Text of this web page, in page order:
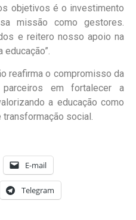
objetivos é o investimento
missão como gestores.
e reitero nosso apoio na
reafirma o compromisso da
em fortalecer a
a educação como
social.
E-mail
Telegram